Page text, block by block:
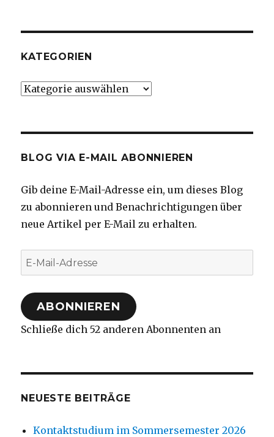
KATEGORIEN
Kategorien
BLOG VIA E-MAIL ABONNIEREN
Gib deine E-Mail-Adresse ein, um dieses Blog
zu abonnieren und Benachrichtigungen über
neue Artikel per E-Mail zu erhalten.
E-
Mail-
Adresse
ABONNIEREN
Schließe dich 52 anderen Abonnenten an
NEUESTE BEITRÄGE
Kontaktstudium im Sommersemester 2026